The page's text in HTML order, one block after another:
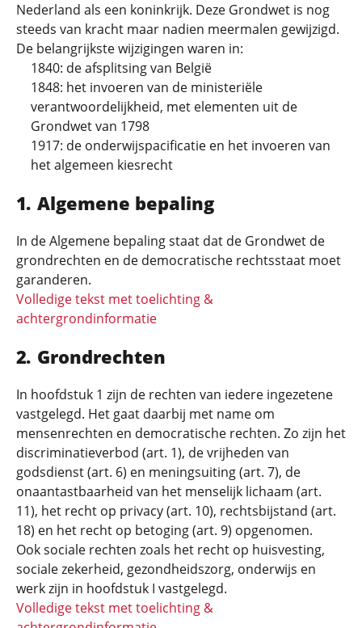
Nederland als een koninkrijk. Deze Grondwet is nog
steeds van kracht maar nadien meermalen gewijzigd.
De belangrijkste wijzigingen waren in:
1840: de afsplitsing van België
1848: het invoeren van de ministeriële
verantwoordelijkheid, met elementen uit de
Grondwet van 1798
1917: de onderwijspacificatie en het invoeren van
het algemeen kiesrecht
Algemene bepaling
In de Algemene bepaling staat dat de Grondwet de
grondrechten en de democratische rechtsstaat moet
garanderen.
Volledige tekst met toelichting &
achtergrondinformatie
Grondrechten
In hoofdstuk 1 zijn de rechten van iedere ingezetene
vastgelegd. Het gaat daarbij met name om
mensenrechten en democratische rechten. Zo zijn het
discriminatieverbod (art. 1), de vrijheden van
godsdienst (art. 6) en meningsuiting (art. 7), de
onaantastbaarheid van het menselijk lichaam (art.
11), het recht op privacy (art. 10), rechtsbijstand (art.
18) en het recht op betoging (art. 9) opgenomen.
Ook sociale rechten zoals het recht op huisvesting,
sociale zekerheid, gezondheidszorg, onderwijs en
werk zijn in hoofdstuk I vastgelegd.
Volledige tekst met toelichting &